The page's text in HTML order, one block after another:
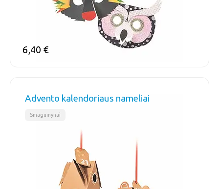
6,40 €
Advento kalendoriaus nameliai
Smagumynai